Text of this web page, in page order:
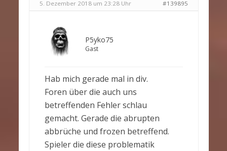
5. Dezember 2018 um 23:28 Uhr #139895
P5yko75
Gast
Hab mich gerade mal in div.
Foren über die auch uns
betreffenden Fehler schlau
gemacht. Gerade die abrupten
abbrüche und frozen betreffend.
Spieler die diese problematik